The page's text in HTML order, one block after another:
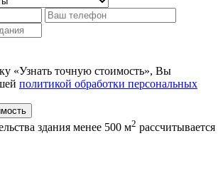
«Узнать точную стоимость», Вы
политикой обработки персональных
здания менее 500 м2 рассчитывается